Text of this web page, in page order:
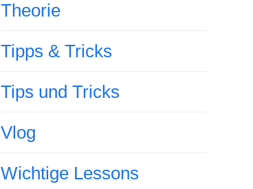
Theorie
Tipps & Tricks
Tips und Tricks
Vlog
Wichtige Lessons